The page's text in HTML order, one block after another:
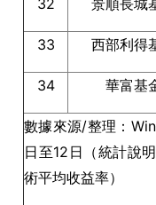
32 景順長城
33 西部利得
34 華富基
數據來源/整理：
日至12日（統計說
術平均收益率）